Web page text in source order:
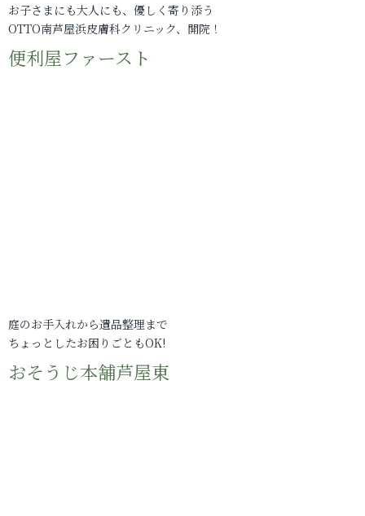
お子さまにも大人にも、優しく寄り添う
OTTO南芦屋浜皮膚科クリニック、開院！
便利屋ファースト
庭のお手入れから遺品整理まで
ちょっとしたお困りごともOK!
おそうじ本舗芦屋東